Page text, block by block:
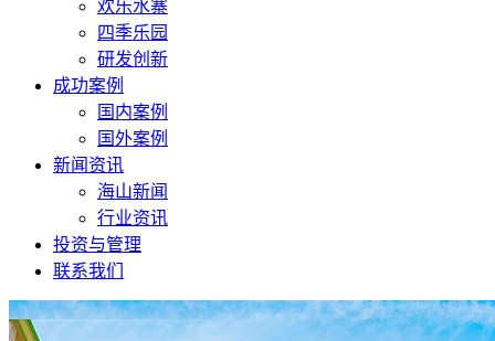
欢乐水寨
四季乐园
研发创新
成功案例
国内案例
国外案例
新闻资讯
海山新闻
行业资讯
投资与管理
联系我们